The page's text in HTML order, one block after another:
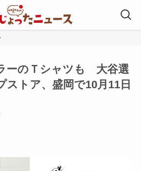
ーのＴシャツも 大谷選
ストア、盛岡で10月11日